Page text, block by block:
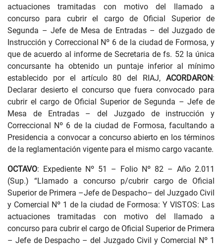
actuaciones tramitadas con motivo del llamado a
concurso para cubrir el cargo de Oficial Superior de
Segunda – Jefe de Mesa de Entradas – del Juzgado de
Instrucción y Correccional Nº 6 de la ciudad de Formosa, y
que de acuerdo al informe de Secretaria de fs. 52 la única
concursante ha obtenido un puntaje inferior al mínimo
establecido por el artículo 80 del RIAJ, ACORDARON:
Declarar desierto el concurso que fuera convocado para
cubrir el cargo de Oficial Superior de Segunda – Jefe de
Mesa de Entradas – del Juzgado de instrucción y
Correccional Nº 6 de la ciudad de Formosa, facultando a
Presidencia a convocar a concurso abierto en los términos
de la reglamentación vigente para el mismo cargo vacante.
OCTAVO: Expediente Nº 51 – Folio Nº 82 – Año 2.011
(Sup.) “Llamado a concurso p/cubrir cargo de Oficial
Superior de Primera –Jefe de Despacho– del Juzgado Civil
y Comercial Nº 1 de la ciudad de Formosa: Y VISTOS: Las
actuaciones tramitadas con motivo del llamado a
concurso para cubrir el cargo de Oficial Superior de Primera
– Jefe de Despacho – del Juzgado Civil y Comercial Nº 1